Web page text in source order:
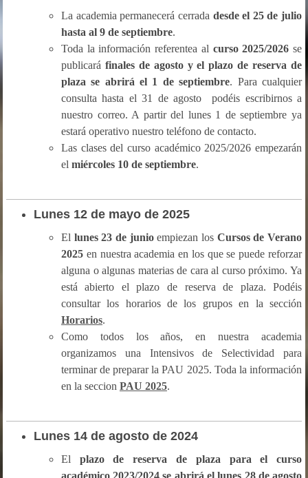
La academia permanecerá cerrada desde el 25 de julio
hasta al 9 de septiembre.
Toda la información referentea al curso 2025/2026 se
publicará finales de agosto y el plazo de reserva de
plaza se abrirá el 1 de septiembre. Para cualquier
consulta hasta el 31 de agosto podéis escribirnos a
nuestro correo. A partir del lunes 1 de septiembre ya
estará operativo nuestro teléfono de contacto.
Las clases del curso académico 2025/2026 empezarán
el miércoles 10 de septiembre.
Lunes 12 de mayo de 2025
El lunes 23 de junioempiezan los Cursos de Verano
2025en nuestra academia en los que se puede reforzar
alguna o algunas materias de cara al curso próximo. Ya
está abierto el plazo de reserva de plaza. Podéis
consultar los horarios de los grupos en la sección
Horarios.
Como todos los años, en nuestra academia
organizamos una Intensivos de Selectividad para
terminar de preparar la PAU 2025. Toda la información
en la seccion PAU 2025.
Lunes 14 de agosto de 2024
El plazo de reserva de plaza para el curso
académico 2023/2024 se abrirá el lunes 28 de agosto